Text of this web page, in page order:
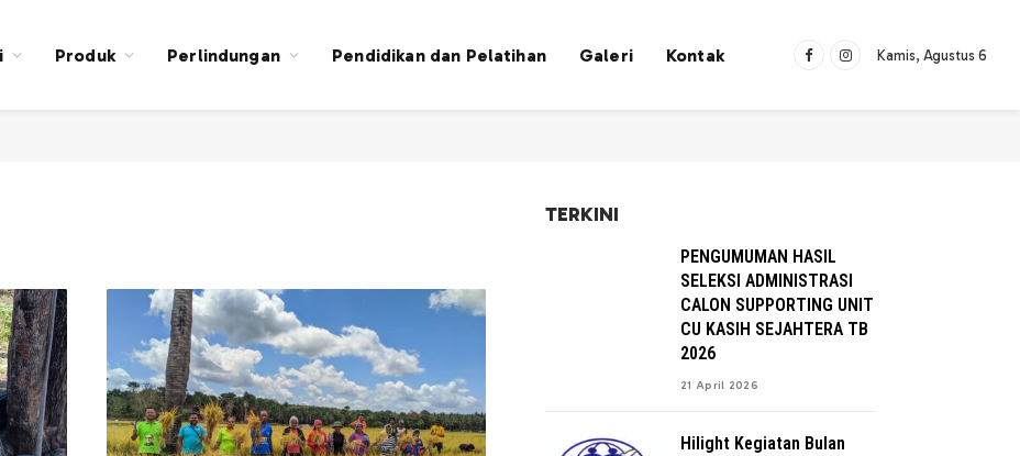
Produk Perlindungan Pendidikan dan Pelatihan Galeri Kontak FacebookInstagram
Kamis, Agustus 6
TERKINI
PENGUMUMAN HASIL
SELEKSI ADMINISTRASI
CALON SUPPORTING UNIT
CU KASIH SEJAHTERA TB
2026
21 April 2026
Hilight Kegiatan Bulan